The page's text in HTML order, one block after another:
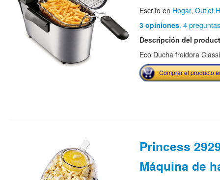
Escrito en Hogar, Outlet
3 opiniones. 4
Descripción del
Eco Ducha freidora
Comprar el producto
Princess
Máquina de